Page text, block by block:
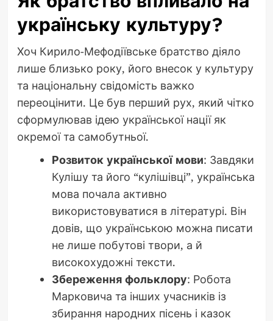
українську культуру?
Хоч Кирило-Мефодіївське братство діяло
лише близько року, його внесок у культуру
та національну свідомість важко
переоцінити. Це був перший рух, який чітко
сформулював ідею української нації як
окремої та самобутньої.
Розвиток української мови: Завдяки
Кулішу та його “кулішівці”, українська
мова почала активно
використовуватися в літературі. Він
довів, що українською можна писати
не лише побутові твори, а й
високохудожні тексти.
Збереження фольклору: Робота
Марковича та інших учасників із
збирання народних пісень і казок